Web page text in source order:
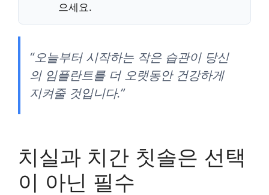
으세요.
“오늘부터 시작하는 작은 습관이 당신
의 임플란트를 더 오랫동안 건강하게
지켜줄 것입니다.”
치실과 치간 칫솔은 선택
이 아닌 필수